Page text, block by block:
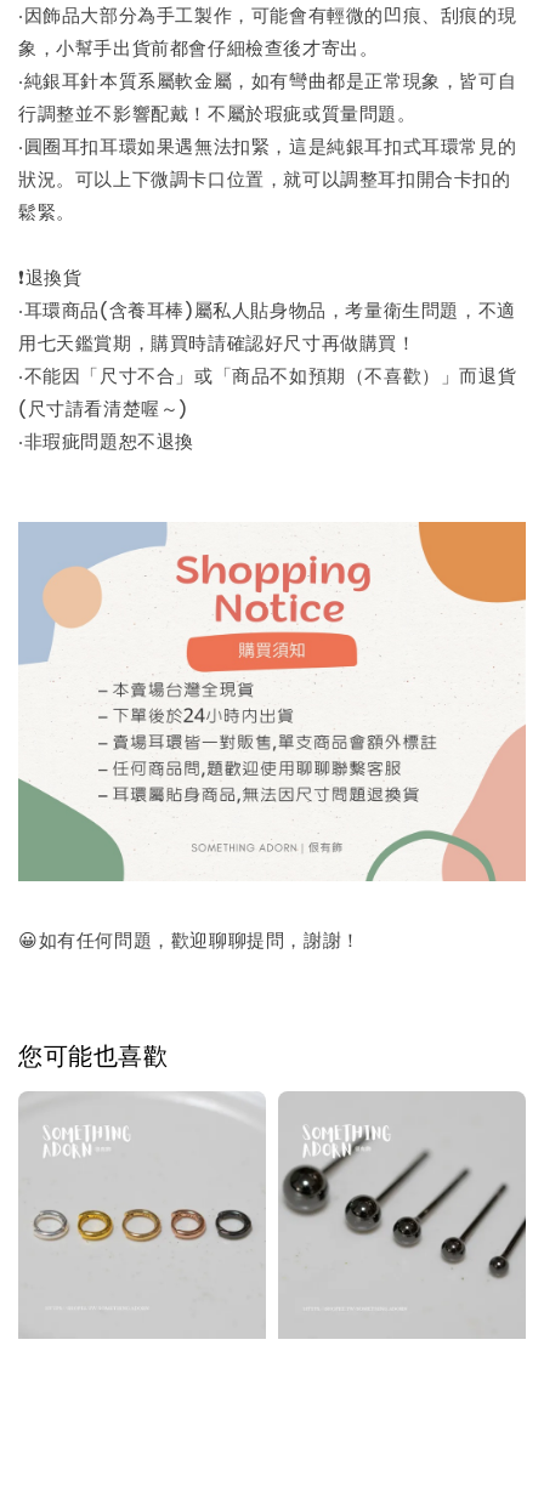
‧因飾品大部分為手工製作，可能會有輕微的凹痕、刮痕的現
象，小幫手出貨前都會仔細檢查後才寄出。
‧純銀耳針本質系屬軟金屬，如有彎曲都是正常現象，皆可自
行調整並不影響配戴！不屬於瑕疵或質量問題。
‧圓圈耳扣耳環如果遇無法扣緊，這是純銀耳扣式耳環常見的
狀況。可以上下微調卡口位置，就可以調整耳扣開合卡扣的
鬆緊。
❗退換貨
‧耳環商品(含養耳棒)屬私人貼身物品，考量衛生問題，不適
用七天鑑賞期，購買時請確認好尺寸再做購買！
‧不能因「尺寸不合」或「商品不如預期（不喜歡）」而退貨
(尺寸請看清楚喔～)
‧非瑕疵問題恕不退換
😀如有任何問題，歡迎聊聊提問，謝謝！
您可能也喜歡